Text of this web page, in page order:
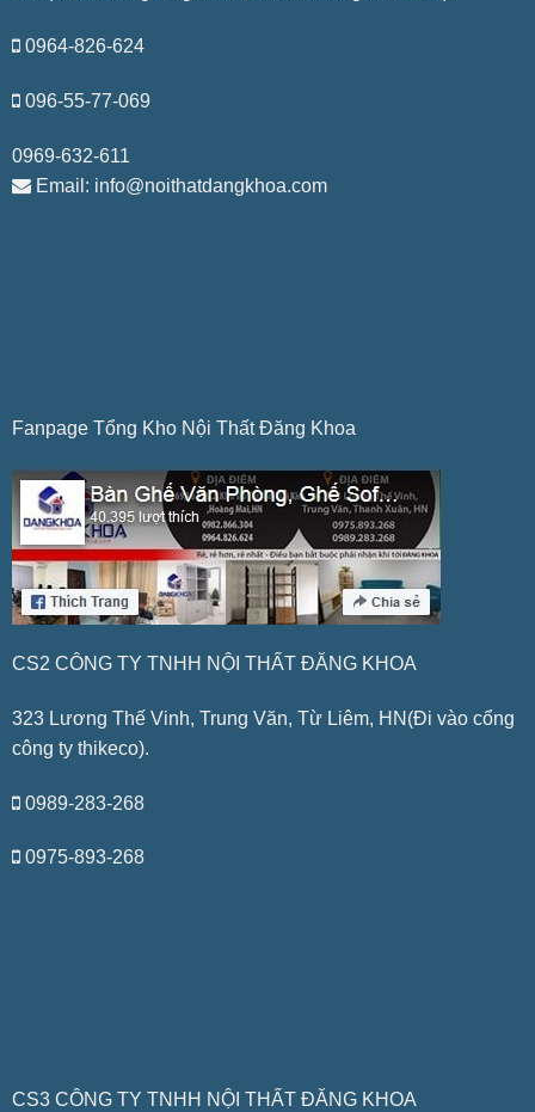
0964-826-624
096-55-77-069
0969-632-611
Email: info@noithatdangkhoa.com
Fanpage Tổng Kho Nội Thất Đăng Khoa
CS2 CÔNG TY TNHH NỘI THẤT ĐĂNG KHOA
323 Lương Thế Vinh, Trung Văn, Từ Liêm, HN(Đi vào cổng
công ty thikeco).
0989-283-268
0975-893-268
CS3 CÔNG TY TNHH NỘI THẤT ĐĂNG KHOA